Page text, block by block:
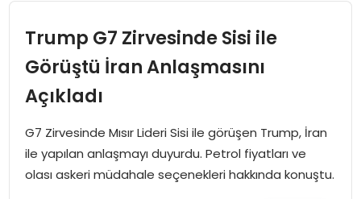
Trump G7 Zirvesinde Sisi ile
Görüştü İran Anlaşmasını
Açıkladı
G7 Zirvesinde Mısır Lideri Sisi ile görüşen Trump, İran
ile yapılan anlaşmayı duyurdu. Petrol fiyatları ve
olası askeri müdahale seçenekleri hakkında konuştu.